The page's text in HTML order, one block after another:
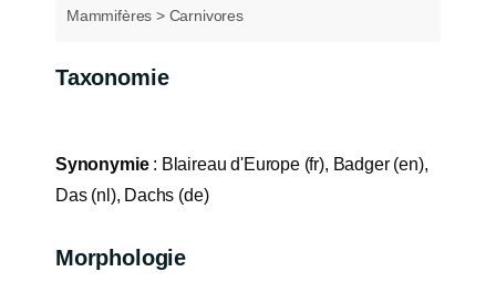
Mammifères > Carnivores
Taxonomie
Synonymie: Blaireau d'Europe (fr), Badger (en),
Das (nl), Dachs (de)
Morphologie